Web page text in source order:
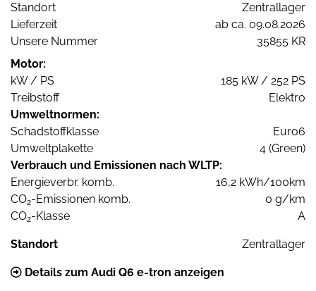
Standort
Zentrallager
Lieferzeit
ab ca. 09.08.2026
Unsere Nummer
35855 KR
Motor:
kW / PS
185 kW / 252 PS
Treibstoff
Elektro
Umweltnormen:
Schadstoffklasse
Euro6
Umweltplakette
4 (Green)
Verbrauch und Emissionen nach WLTP:
Energieverbr. komb.
16,2 kWh/100km
CO2-Emissionen komb.
0 g/km
CO2-Klasse A
Standort Zentrallager
Details zum Audi Q6 e-tron anzeigen